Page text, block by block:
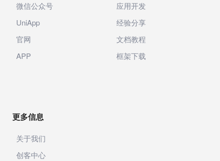
微信公众号
UniApp
官网
APP
应用开发
经验分享
文档教程
框架下载
更多信息
关于我们
创客中心